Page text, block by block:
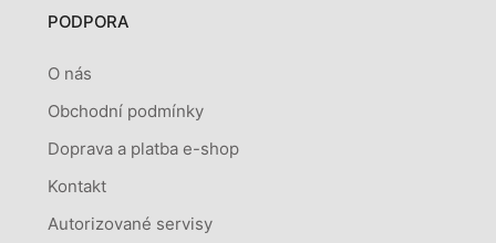
PODPORA
O nás
Obchodní podmínky
Doprava a platba e-shop
Kontakt
Autorizované servisy